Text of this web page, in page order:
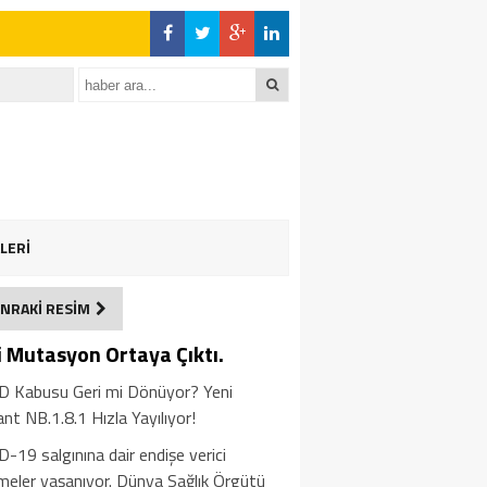
RESİM
Mutasyon Ortaya Çıktı.
Kabusu Geri mi Dönüyor? Yeni
NB.1.8.1 Hızla Yayılıyor!
19 salgınına dair endişe verici
yaşanıyor. Dünya Sağlık Örgütü